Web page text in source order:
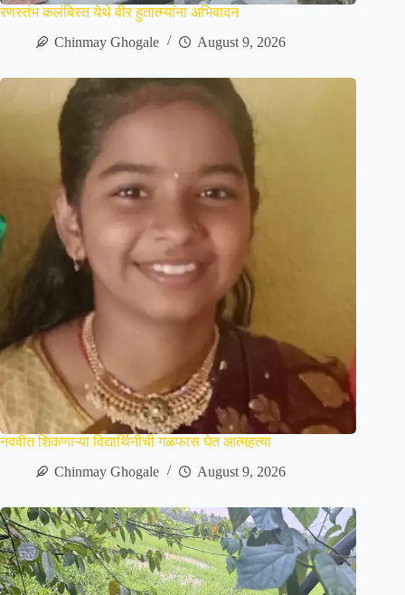
रणस्तंभ कलंबिस्त येथे वीर हुतात्म्यांना अभिवादन
Chinmay Ghogale
August 9, 2026
नववीत शिकणाऱ्या विद्यार्थिनीची गळफास घेत आत्महत्या
Chinmay Ghogale
August 9, 2026